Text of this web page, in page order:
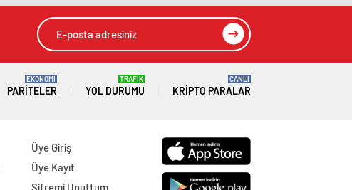
PARITELER
EKONOMİ
YOL DURUMU
TRAFİK
KRIPTO PARALAR
CANLI
Üye Giriş
Üye Kayıt
Şifremi Unuttum